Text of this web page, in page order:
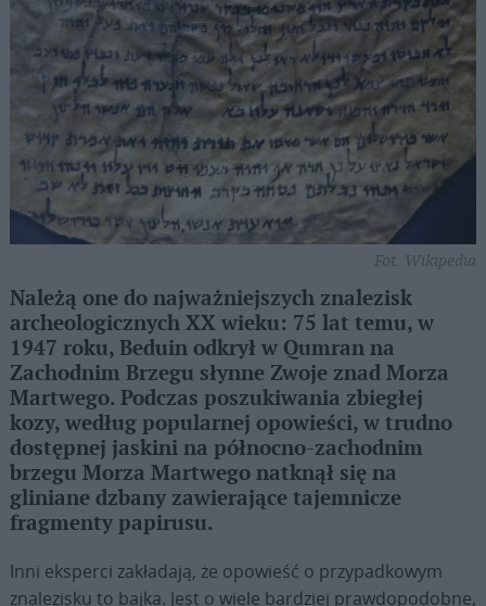
Fot. Wikipedia
Należą one do najważniejszych znalezisk
archeologicznych XX wieku: 75 lat temu, w
1947 roku, Beduin odkrył w Qumran na
Zachodnim Brzegu słynne Zwoje znad Morza
Martwego. Podczas poszukiwania zbiegłej
kozy, według popularnej opowieści, w trudno
dostępnej jaskini na północno-zachodnim
brzegu Morza Martwego natknął się na
gliniane dzbany zawierające tajemnicze
fragmenty papirusu.
Inni eksperci zakładają, że opowieść o przypadkowym
znalezisku to bajka. Jest o wiele bardziej prawdopodobne,